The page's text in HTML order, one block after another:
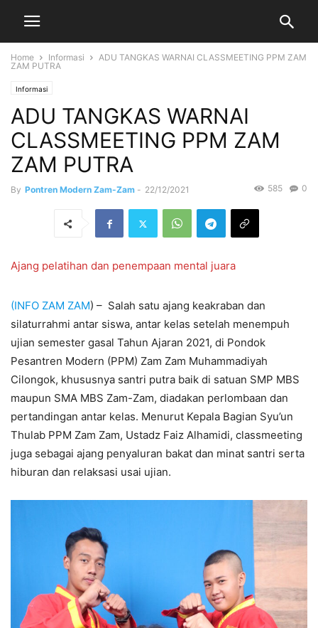
Home Informasi
ADU TANGKAS WARNAI CLASSMEETING PPM ZAM
ZAM PUTRA
Informasi
ADU TANGKAS WARNAI
CLASSMEETING PPM ZAM
ZAM PUTRA
By Pontren Modern Zam-Zam - 22/12/2021 0
585
Ajang pelatihan dan penempaan mental juara
(INFO ZAM ZAM) – Salah satu ajang keakraban dan
silaturrahmi antar siswa, antar kelas setelah menempuh
ujian semester gasal Tahun Ajaran 2021, di Pondok
Pesantren Modern (PPM) Zam Zam Muhammadiyah
Cilongok, khususnya santri putra baik di satuan SMP MBS
maupun SMA MBS Zam-Zam, diadakan perlombaan dan
pertandingan antar kelas. Menurut Kepala Bagian Syu’un
Thulab PPM Zam Zam, Ustadz Faiz Alhamidi, classmeeting
juga sebagai ajang penyaluran bakat dan minat santri serta
hiburan dan relaksasi usai ujian.